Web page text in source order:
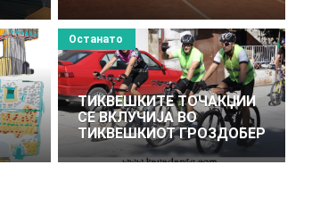
ТИКВЕШКИТЕ ТОЧAКЏИИ
СЕ ВКЛУЧИЈА ВО
ТИКВЕШКИОТ ГРОЗДОБЕР
Останато